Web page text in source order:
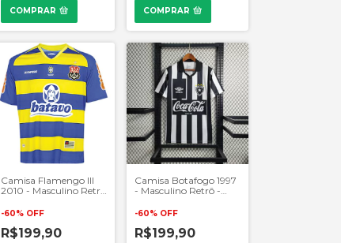
COMPRAR COMPRAR
Camisa Flamengo III
2010 - Masculino Retrô
-60% OFF
R$199,90
Camisa Botafogo 1997
- Masculino Retrô -
-60% OFF
R$199,90